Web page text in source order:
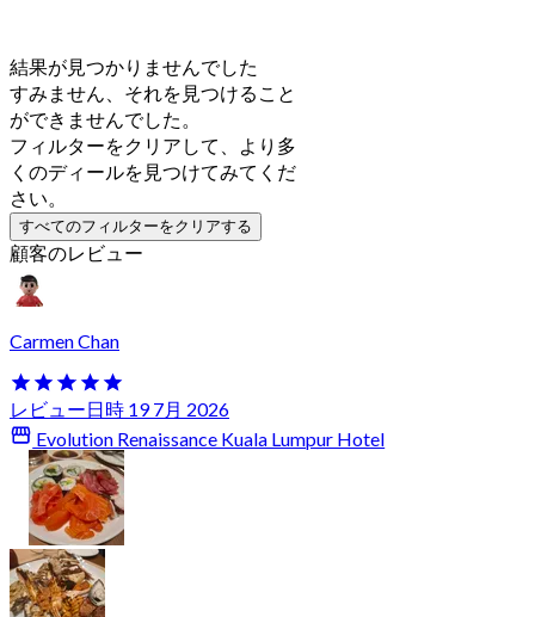
結果が見つかりませんでした
すみません、それを見つけること
ができませんでした。
フィルターをクリアして、より多
くのディールを見つけてみてくだ
さい。
すべてのフィルターをクリアする
顧客のレビュー
Carmen Chan
レビュー日時 19 7月 2026
Evolution Renaissance Kuala Lumpur Hotel